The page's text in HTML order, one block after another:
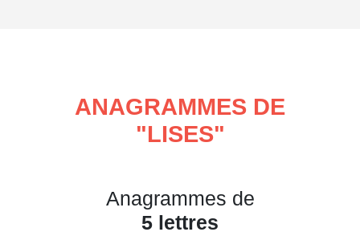
ANAGRAMMES DE
"LISES"
Anagrammes de
5 lettres